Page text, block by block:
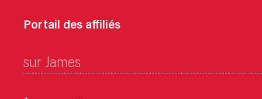
Portail des affiliés
sur James